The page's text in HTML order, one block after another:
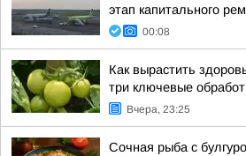
этап капитального
00:08
Как вырастить
три ключевые
Вчера, 23:25
Сочная рыба с